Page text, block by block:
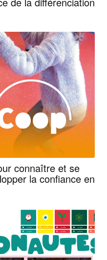
connaître et se
la confiance en